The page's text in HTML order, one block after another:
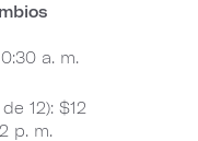
a. m.
12): $12
p. m.